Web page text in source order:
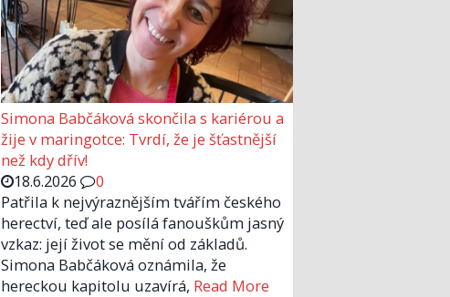
Simona Babčáková skončila s kariérou a
žije v maringotce: Tvrdí, že je šťastnější
než kdy dřív!
18.6.2026
0
Patřila k nejvýraznějším tvářím českého
herectví, teď ale posílá fanouškům jasný
vzkaz: její život se mění od základů.
Simona Babčáková oznámila, že
hereckou kapitolu uzavírá, Read More